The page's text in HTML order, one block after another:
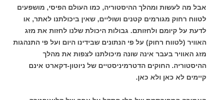
אבל מה לעשות ומהלך ההיסטוריה, כמו העולם הפיסי, מושפעים
לטווח רחוק מגורמים קטנים ושוליים, שאין ביכולתנו לאתר, או
לדעת על קיומם ולחזותם. גבולות היכולת שלנו לחזות את מזג
האוויר (לטווח רחוק) על פי הנתונים שבידינו היום ועל פי התנהגות
מזג האוויר בעבר אינה שונה מיכולתנו לצפות את מהלך
ההיסטוריה. החוקים הדטרמיניסטיים של ניוטון-דקארט אינם
קיימים לא כאן ולא כאן.